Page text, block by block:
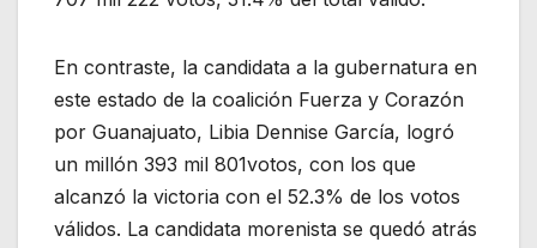
En contraste, la candidata a la gubernatura en
este estado de la coalición Fuerza y Corazón
por Guanajuato, Libia Dennise García, logró
un millón 393 mil 801votos, con los que
alcanzó la victoria con el 52.3% de los votos
válidos. La candidata morenista se quedó atrás